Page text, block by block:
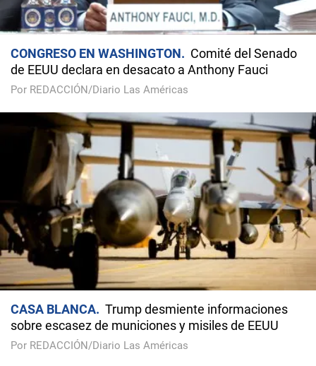
CONGRESO EN WASHINGTON
Comité del Senado
de EEUU declara en desacato a Anthony Fauci
Por REDACCIÓN/Diario Las Américas
CASA BLANCA
Trump desmiente informaciones
sobre escasez de municiones y misiles de EEUU
Por REDACCIÓN/Diario Las Américas